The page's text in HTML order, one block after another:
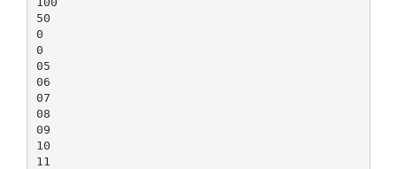
50
0
0
05
06
07
08
09
10
11